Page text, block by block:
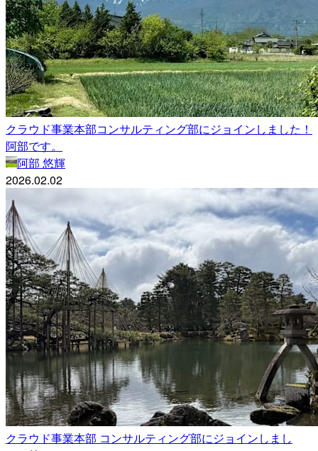
クラウド事業本部コンサルティング部にジョインしました！
阿部です。
阿部 悠輝
2026.02.02
クラウド事業本部 コンサルティング部にジョインしまし